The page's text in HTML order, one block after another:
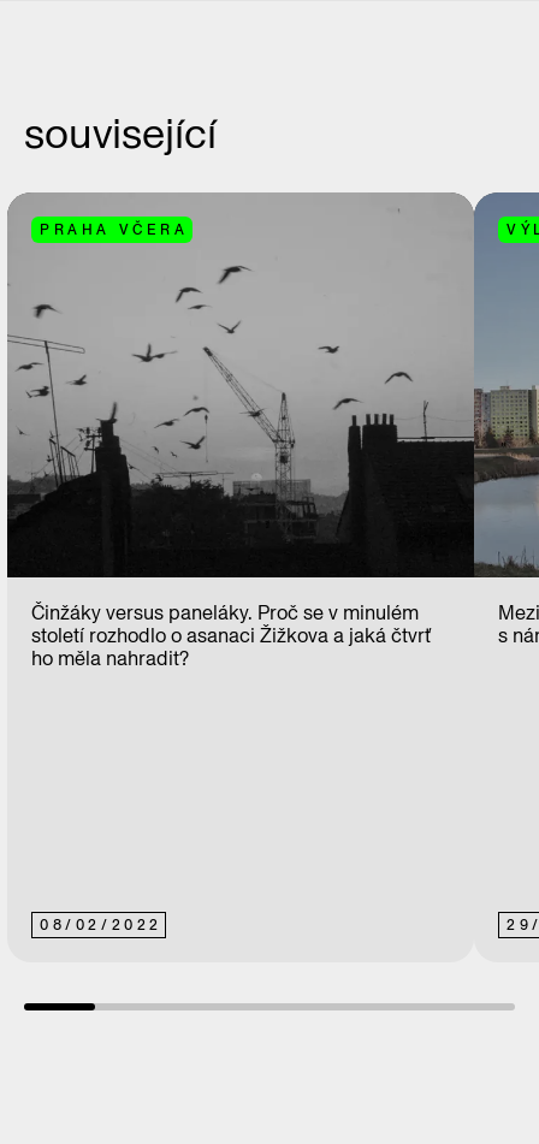
související
PRAHA VČERA
08/ 02/ 2022
Činžáky versus paneláky. Proč se v minulém
století rozhodlo o asanaci Žižkova a jaká čtvrť
ho měla nahradit?
29
s